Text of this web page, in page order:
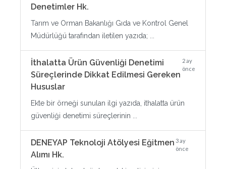
Denetimler Hk.
Tarım ve Orman Bakanlığı Gıda ve Kontrol Genel
Müdürlüğü tarafından iletilen yazıda; ...
İthalatta Ürün Güvenliği Denetimi
Süreçlerinde Dikkat Edilmesi Gereken
Hususlar
2 ay
önce
Ekte bir örneği sunulan ilgi yazıda, ithalatta ürün
güvenliği denetimi süreçlerinin ...
DENEYAP Teknoloji Atölyesi Eğitmen
Alımı Hk.
3 ay
önce